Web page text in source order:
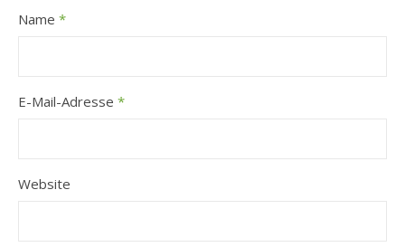
Name *
E-Mail-Adresse *
Website